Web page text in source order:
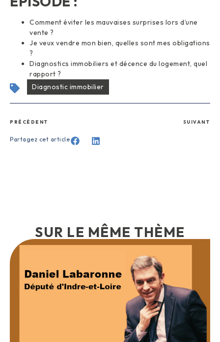
Comment éviter les mauvaises surprises lors d’une
vente ?
Je veux vendre mon bien, quelles sont mes obligations
?
Diagnostics immobiliers et décence du logement, quel
rapport ?
Diagnostic immobilier
PRÉCÉDENT SUIVANT
Partagez cet article
SUR LE MÊME THÈME